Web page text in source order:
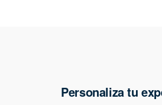
Personaliza tu